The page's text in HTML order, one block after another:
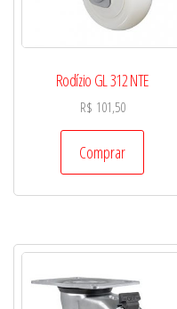
Rodízio GL 312 NTE
R$ 101,50
Comprar